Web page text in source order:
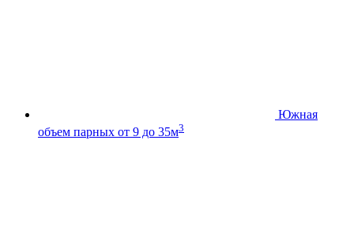
Южная
объем парных от 9 до 35м3